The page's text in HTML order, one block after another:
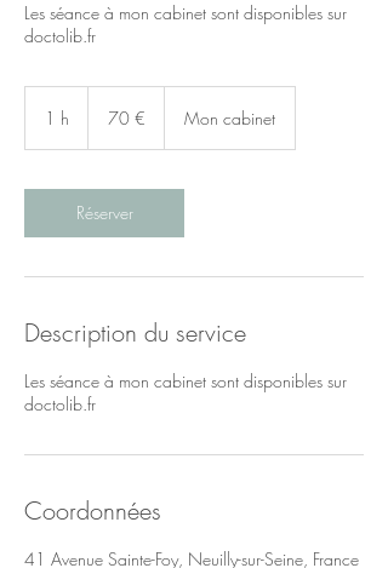
Les séance à mon cabinet sont disponibles sur
doctolib.fr
1 h 70 € Mon cabinet
Réserver
Description du service
Les séance à mon cabinet sont disponibles sur
doctolib.fr
Coordonnées
41 Avenue Sainte-Foy, Neuilly-sur-Seine, France